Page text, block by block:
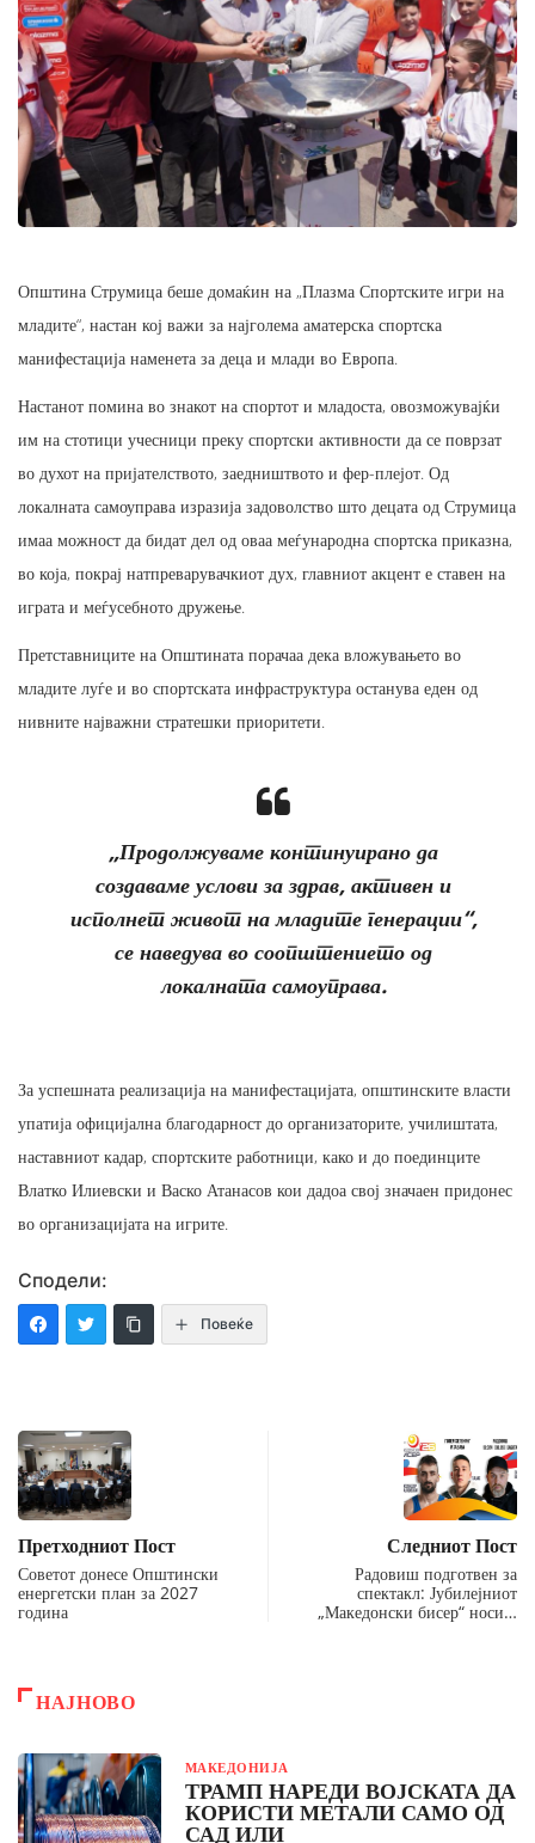
Општина Струмица беше домаќин на „Плазма Спортските игри на
младите“, настан кој важи за најголема аматерска спортска
манифестација наменета за деца и млади во Европа.
Настанот помина во знакот на спортот и младоста, овозможувајќи
им на стотици учесници преку спортски активности да се поврзат
во духот на пријателството, заедништвото и фер-плејот. Од
локалната самоуправа изразија задоволство што децата од Струмица
имаа можност да бидат дел од оваа меѓународна спортска приказна,
во која, покрај натпреварувачкиот дух, главниот акцент е ставен на
играта и меѓусебното дружење.
Претставниците на Општината порачаа дека вложувањето во
младите луѓе и во спортската инфраструктура останува еден од
нивните најважни стратешки приоритети.
„Продолжуваме континуирано да
создаваме услови за здрав, активен и
исполнет живот на младите генерации“,
се наведува во соопштението од
локалната самоуправа.
За успешната реализација на манифестацијата, општинските власти
упатија официјална благодарност до организаторите, училиштата,
наставниот кадар, спортските работници, како и до поединците
Влатко Илиевски и Васко Атанасов кои дадоа свој значаен придонес
во организацијата на игрите.
Сподели:
Повеќе
Претходниот Пост
Советот донесе Општински
енергетски план за 2027
година
Следниот Пост
Радовиш подготвен за
спектакл: Јубилејниот
„Македонски бисер“ носи…
НАЈНОВО
МАКЕДОНИЈА
ТРАМП НАРЕДИ ВОЈСКАТА ДА
КОРИСТИ МЕТАЛИ САМО ОД
САД ИЛИ